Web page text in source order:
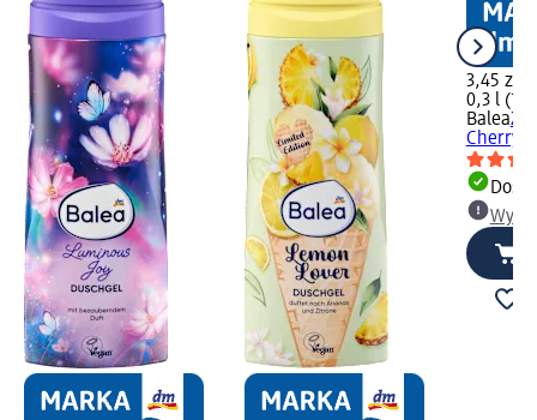
3,45 zł
0,3 l
Balea
Cherry,